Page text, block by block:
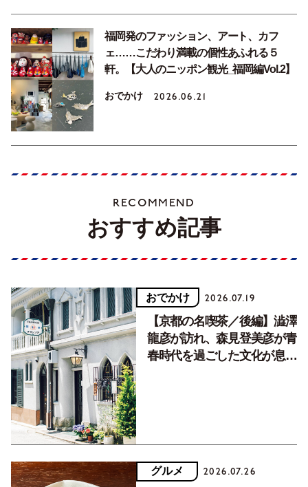
福岡発のファッション、アート、カフ
ェ……こだわり満載の個性あふれる５
軒。【大人のニッポン観光_福岡編Vol.2】
おでかけ 2026.06.21
RECOMMEND
おすすめ記事
おでかけ 2026.07.19
【京都の名喫茶／後編】澁澤
龍彦が訪れ、森見登美彦が青
春時代を過ごした文化が息づ
グルメ 2026.07.26